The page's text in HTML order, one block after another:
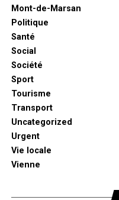
Mont-de-Marsan
Politique
Santé
Social
Société
Sport
Tourisme
Transport
Uncategorized
Urgent
Vie locale
Vienne